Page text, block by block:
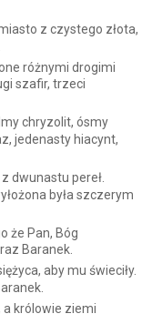
z czystego złota,
różnymi drogimi
szafir, trzeci
chryzolit, ósmy
jedenasty hiacynt,
dwunastu pereł.
była szczerym
że Pan, Bóg
Baranek.
aby mu świeciły.
a królowie ziemi